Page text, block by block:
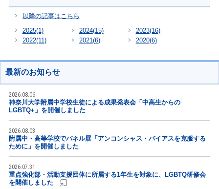
以降の記事はこちら
2025(1) 2024(15) 2023(16)
2022(11) 2021 (6) 2020(6)
最新のお知らせ
2026.08.06
神奈川大学附属中学校生徒による成果発表会「中高生からの
LGBTQ+」を開催しました
2026.08.03
附属中・高等学校でパネル展「アンコンシャス・バイアスを克服する
ために」を開催しました
2026.07.31
重点強化部・活動支援団体に所属する1年生を対象に、LGBTQ研修会
を開催しました